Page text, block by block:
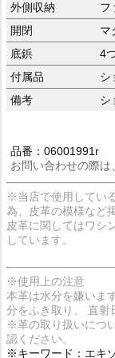
外側収納
フ
開閉
マ
底鋲
4
付属品
シ
備考
シ
品番：06001991r
お問い合わせの際
※当店で使用してい
為、皮革の模様など
皮革に関してはワシ
しています。
※使用上の注意
本革は水分を嫌いま
分をふき取り、 直射
※革の取り扱いにつ
認ください。
※キーワード：エキ